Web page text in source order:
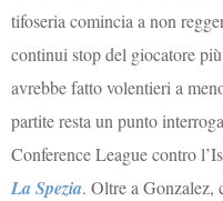
tifoseria comincia a non
continui stop del giocatore
avrebbe fatto volentieri a
partite resta un punto
Conference League contro
La Spezia. Oltre a Gonzalez,